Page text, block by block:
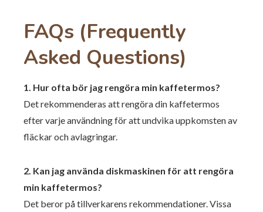
FAQs (Frequently
Asked Questions)
1. Hur ofta bör jag rengöra min kaffetermos?
Det rekommenderas att rengöra din kaffetermos
efter varje användning för att undvika uppkomsten av
fläckar och avlagringar.
2. Kan jag använda diskmaskinen för att rengöra
min kaffetermos?
Det beror på tillverkarens rekommendationer. Vissa